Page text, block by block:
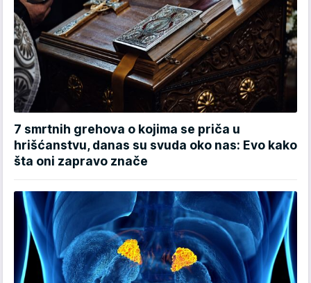
7 smrtnih grehova o kojima se priča u
hrišćanstvu, danas su svuda oko nas: Evo kako
šta oni zapravo znače